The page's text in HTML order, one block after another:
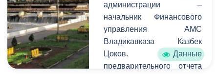
видеонаблюдения.
администрации –
начальник Финансового
управления АМС
Владикавказа Казбек
Цоков. Данные
предварительного отчета